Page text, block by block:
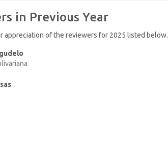
in Previous Year
appreciation of the reviewers for 2025 listed below.